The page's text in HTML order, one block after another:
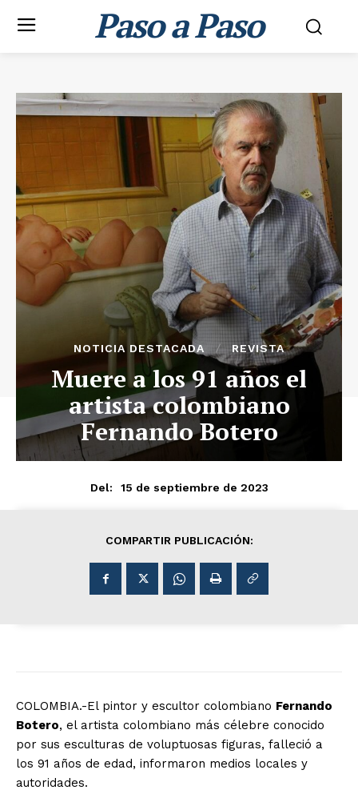
Paso a Paso
NOTICIA DESTACADA REVISTA
Muere a los 91 años el
artista colombiano
Fernando Botero
Del: 15 de septiembre de 2023
COMPARTIR PUBLICACIÓN:
COLOMBIA.-El pintor y escultor colombiano Fernando
Botero, el artista colombiano más célebre conocido
por sus esculturas de voluptuosas figuras, falleció a
los 91 años de edad, informaron medios locales y
autoridades.